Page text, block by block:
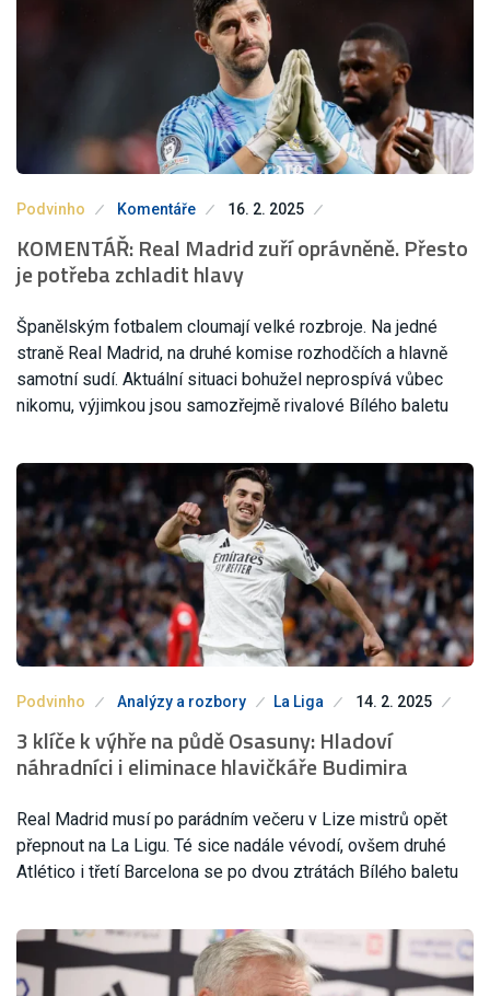
Podvinho Komentáře 16. 2. 2025
KOMENTÁŘ: Real Madrid zuří oprávněně. Přesto
je potřeba zchladit hlavy
Španělským fotbalem cloumají velké rozbroje. Na jedné
straně Real Madrid, na druhé komise rozhodčích a hlavně
samotní sudí. Aktuální situaci bohužel neprospívá vůbec
nikomu, výjimkou jsou samozřejmě rivalové Bílého baletu
Podvinho Analýzy a rozbory La Liga 14. 2. 2025
3 klíče k výhře na půdě Osasuny: Hladoví
náhradníci i eliminace hlavičkáře Budimira
Real Madrid musí po parádním večeru v Lize mistrů opět
přepnout na La Ligu. Té sice nadále vévodí, ovšem druhé
Atlético i třetí Barcelona se po dvou ztrátách Bílého baletu